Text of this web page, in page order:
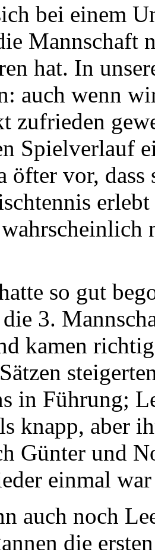
bei einem
Mannschaft
hat. In
auch wenn
zufrieden
Spielverlauf
öfter vor, dass
so gut
3.
kamen
in Führung;
knapp, aber
Günter und
einmal
auch noch
die